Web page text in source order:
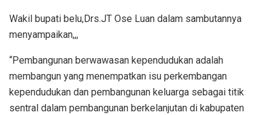
Wakil bupati belu,Drs.JT Ose Luan dalam sambutannya
menyampaikan,,,
“Pembangunan berwawasan kependudukan adalah
membangun yang menempatkan isu perkembangan
kependudukan dan pembangunan keluarga sebagai titik
sentral dalam pembangunan berkelanjutan di kabupaten